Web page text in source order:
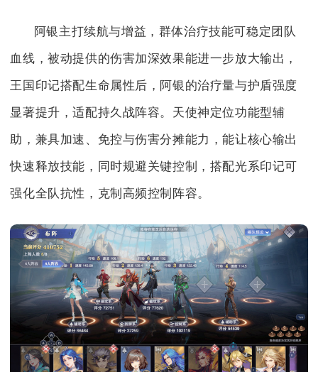
阿银主打续航与增益，群体治疗技能可稳定团队
血线，被动提供的伤害加深效果能进一步放大输出，
王国印记搭配生命属性后，阿银的治疗量与护盾强度
显著提升，适配持久战阵容。天使神定位功能型辅
助，兼具加速、免控与伤害分摊能力，能让核心输出
快速释放技能，同时规避关键控制，搭配光系印记可
强化全队抗性，克制高频控制阵容。